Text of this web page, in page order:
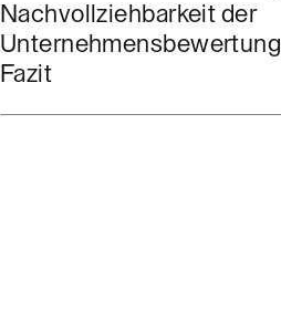
Nachvollziehbarkeit der
Unternehmensbewertung
Fazit